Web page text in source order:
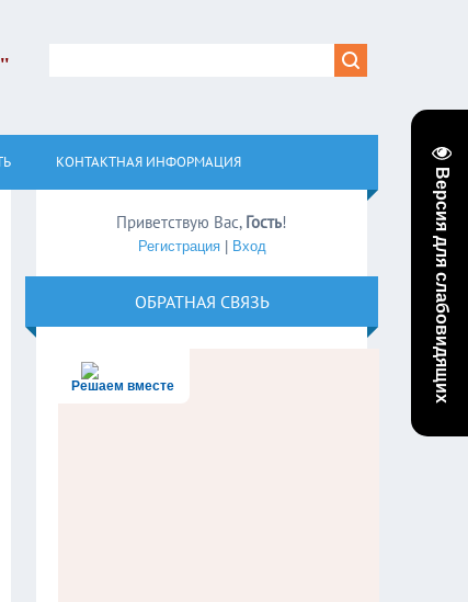
Версия для слабовидящих
КОНТАКТНАЯ ИНФОРМАЦИЯ
Приветствую Вас, Гость!
Регистрация| Вход
ОБРАТНАЯ СВЯЗЬ
Решаем вместе